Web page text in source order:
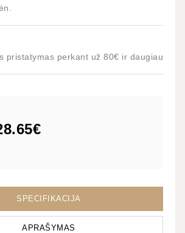
pristatymas perkant už 80€ ir daugiau
SPECIFIKACIJA
APRAŠYMAS